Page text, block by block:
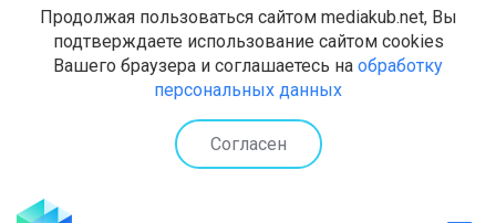
Продолжая пользоваться сайтом mediakub.net, Вы
подтверждаете использование сайтом cookies
Вашего браузера и соглашаетесь на обработку
персональных данных
Согласен